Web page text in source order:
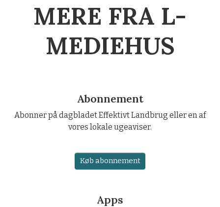
MERE FRA L-
MEDIEHUS
Abonnement
Abonner på dagbladet Effektivt Landbrug eller en af
vores lokale ugeaviser.
Køb abonnement
Apps